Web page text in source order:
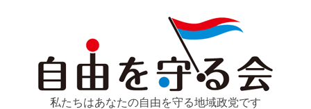
私たちはあなたの自由を守る地域政党です